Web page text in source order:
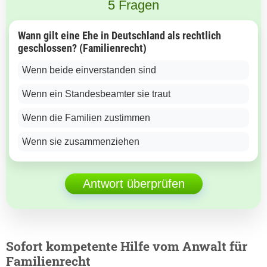
5 Fragen
Wann gilt eine Ehe in Deutschland als rechtlich
geschlossen? (Familienrecht)
Wenn beide einverstanden sind
Wenn ein Standesbeamter sie traut
Wenn die Familien zustimmen
Wenn sie zusammenziehen
Antwort überprüfen
Sofort kompetente Hilfe vom Anwalt für
Familienrecht